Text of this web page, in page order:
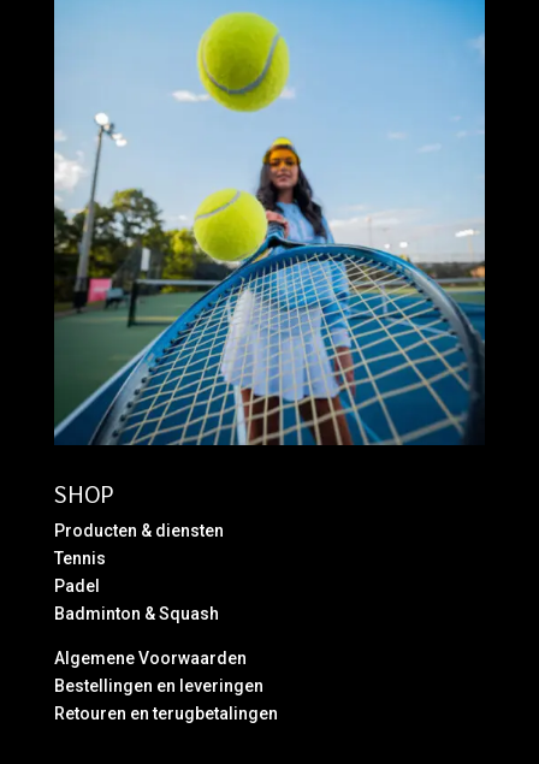
SHOP
Producten & diensten
Tennis
Padel
Badminton & Squash
Algemene Voorwaarden
Bestellingen en leveringen
Retouren en terugbetalingen